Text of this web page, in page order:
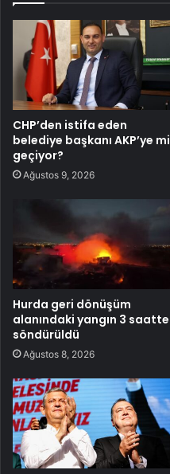
CHP’den istifa eden
belediye başkanı AKP’ye mi
geçiyor?
Ağustos 9, 2026
Hurda geri dönüşüm
alanındaki yangın 3 saatte
söndürüldü
Ağustos 8, 2026